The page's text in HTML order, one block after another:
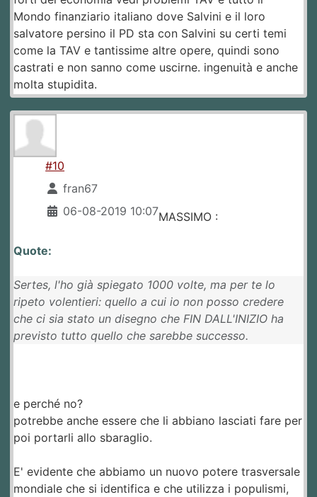
Mondo finanziario italiano dove Salvini e il loro
salvatore persino il PD sta con Salvini su certi temi
come la TAV e tantissime altre opere, quindi sono
castrati e non sanno come uscirne. ingenuità e anche
molta stupidita.
#10
fran67
06-08-2019 10:07MASSIMO :
Quote:
Sertes, l'ho già spiegato 1000 volte, ma per te lo
ripeto volentieri: quello a cui io non posso credere
che ci sia stato un disegno che FIN DALL'INIZIO ha
previsto tutto quello che sarebbe successo.
e perché no?
potrebbe anche essere che li abbiano lasciati fare per
poi portarli allo sbaraglio.
E' evidente che abbiamo un nuovo potere trasversale
mondiale che si identifica e che utilizza i populismi,